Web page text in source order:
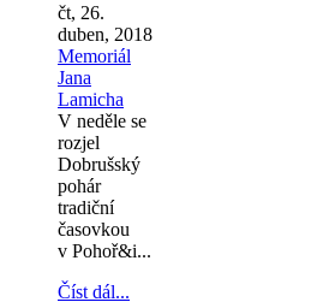
čt, 26.
duben, 2018
Memoriál
Jana
Lamicha
V neděle se
rozjel
Dobrušský
pohár
tradiční
časovkou
v Pohoř&i...
Číst dál...